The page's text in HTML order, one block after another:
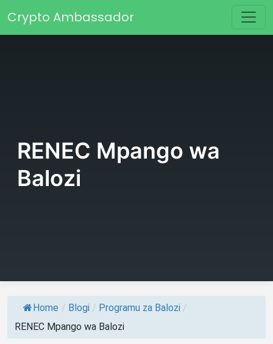
Main Navigation
Crypto Ambassador
RENEC Mpango wa
Balozi
Home / Blogi / Programu za Balozi /
RENEC Mpango wa Balozi